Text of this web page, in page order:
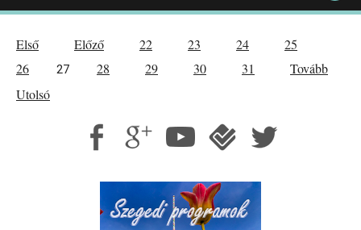
Első Előző 22 23 24
25
26
27 28 29 30 31
Tovább
Utolsó